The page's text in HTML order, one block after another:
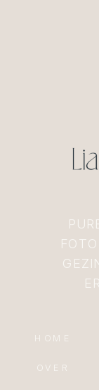
OVER
HOME